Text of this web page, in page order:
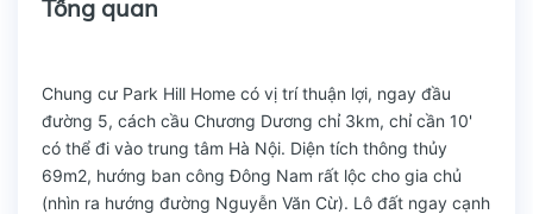
Tổng quan
Chung cư Park Hill Home có vị trí thuận lợi, ngay đầu
đường 5, cách cầu Chương Dương chỉ 3km, chỉ cần 10'
có thể đi vào trung tâm Hà Nội. Diện tích thông thủy
69m2, hướng ban công Đông Nam rất lộc cho gia chủ
(nhìn ra hướng đường Nguyễn Văn Cừ). Lô đất ngay cạnh